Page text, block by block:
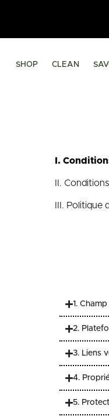
SHOP CLEAN
I.
II.
III. Politique
1.
2.
3. Liens
4.
5.